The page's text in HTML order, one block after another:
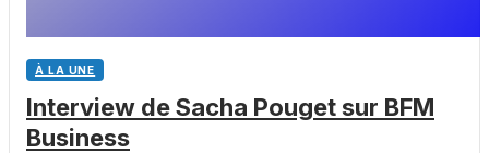
À LA UNE
Interview de Sacha Pouget sur BFM
Business